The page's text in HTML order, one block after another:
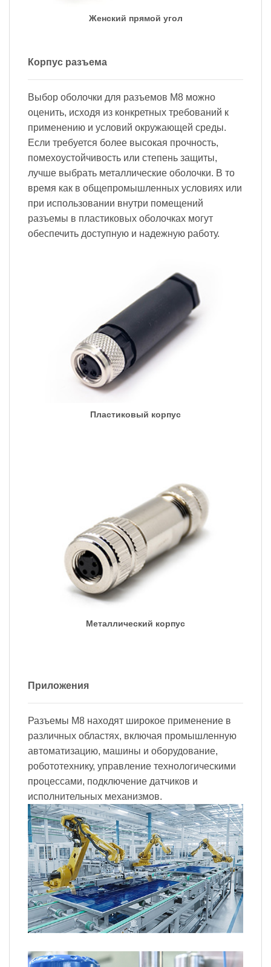
Женский прямой угол
Корпус разъема
Выбор оболочки для разъемов M8 можно
оценить, исходя из конкретных требований к
применению и условий окружающей среды.
Если требуется более высокая прочность,
помехоустойчивость или степень защиты,
лучше выбрать металлические оболочки. В то
время как в общепромышленных условиях или
при использовании внутри помещений
разъемы в пластиковых оболочках могут
обеспечить доступную и надежную работу.
Пластиковый корпус
Металлический корпус
Приложения
Разъемы M8 находят широкое применение в
различных областях, включая промышленную
автоматизацию, машины и оборудование,
робототехнику, управление технологическими
процессами, подключение датчиков и
исполнительных механизмов.